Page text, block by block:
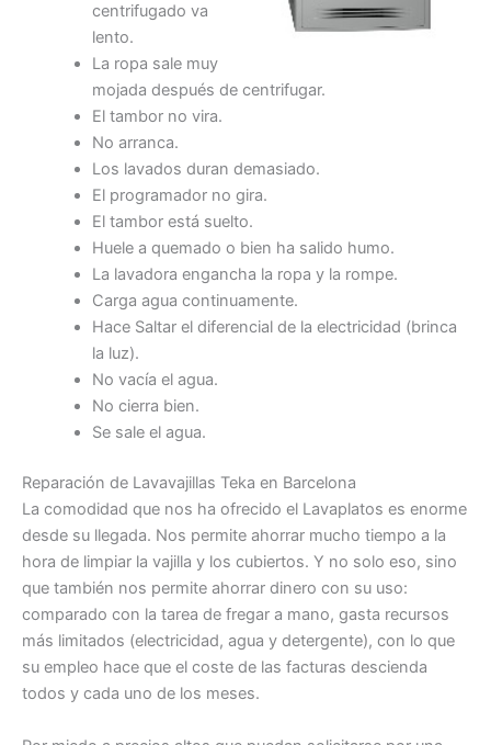
centrifugado va
lento.
La ropa sale muy
mojada después de centrifugar.
El tambor no vira.
No arranca.
Los lavados duran demasiado.
El programador no gira.
El tambor está suelto.
Huele a quemado o bien ha salido humo.
La lavadora engancha la ropa y la rompe.
Carga agua continuamente.
Hace Saltar el diferencial de la electricidad (brinca
la luz).
No vacía el agua.
No cierra bien.
Se sale el agua.
Reparación de Lavavajillas Teka en Barcelona
La comodidad que nos ha ofrecido el Lavaplatos es enorme
desde su llegada. Nos permite ahorrar mucho tiempo a la
hora de limpiar la vajilla y los cubiertos. Y no solo eso, sino
que también nos permite ahorrar dinero con su uso:
comparado con la tarea de fregar a mano, gasta recursos
más limitados (electricidad, agua y detergente), con lo que
su empleo hace que el coste de las facturas descienda
todos y cada uno de los meses.